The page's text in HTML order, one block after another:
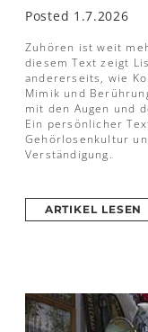
Posted 1.7.2026
Zuhören ist weit
diesem Text zeigt
andererseits, wie
Mimik und
mit den Augen und
Ein persönlicher
Gehörlosenkultur
Verständigung.
ARTIKEL LESEN